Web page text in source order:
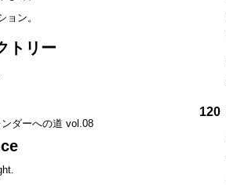
ョン。
トリー
ダーへの道 vol.08
120